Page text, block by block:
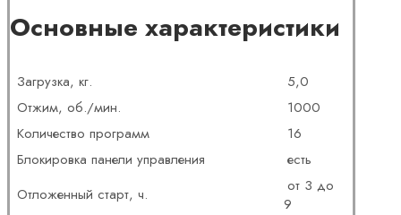
Основные характеристики
Загрузка, кг.
5,0
Отжим, об./мин.
1000
Количество программ
16
Блокировка панели управления
есть
Отложенный старт, ч.
от 3 до
9